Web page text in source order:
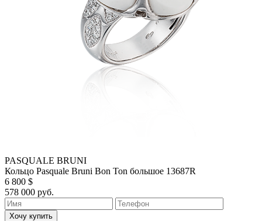
PASQUALE BRUNI
Кольцо Pasquale Bruni Bon Ton большое 13687R
6 800 $
578 000 руб.
Хочу купить